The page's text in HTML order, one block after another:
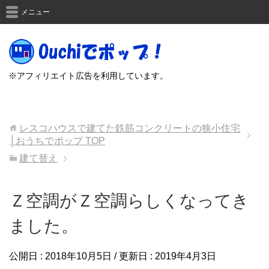
※アフィリエイト広告を利用しています。
メニュー
レスコハウスで建てた鉄筋コンクリートの狭小住宅
│おうちでポップTOP
建て替え
Ｚ空調がＺ空調らしくなってき
ました。
公開日 : 2018年10月5日 / 更新日 : 2019年4月3日